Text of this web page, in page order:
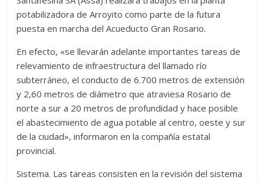
potabilizadora de Arroyito como parte de la futura
puesta en marcha del Acueducto Gran Rosario.
En efecto, «se llevarán adelante importantes tareas de
relevamiento de infraestructura del llamado río
subterráneo, el conducto de 6.700 metros de extensión
y 2,60 metros de diámetro que atraviesa Rosario de
norte a sur a 20 metros de profundidad y hace posible
el abastecimiento de agua potable al centro, oeste y sur
de la ciudad», informaron en la compañía estatal
provincial.
Sistema. Las tareas consisten en la revisión del sistema